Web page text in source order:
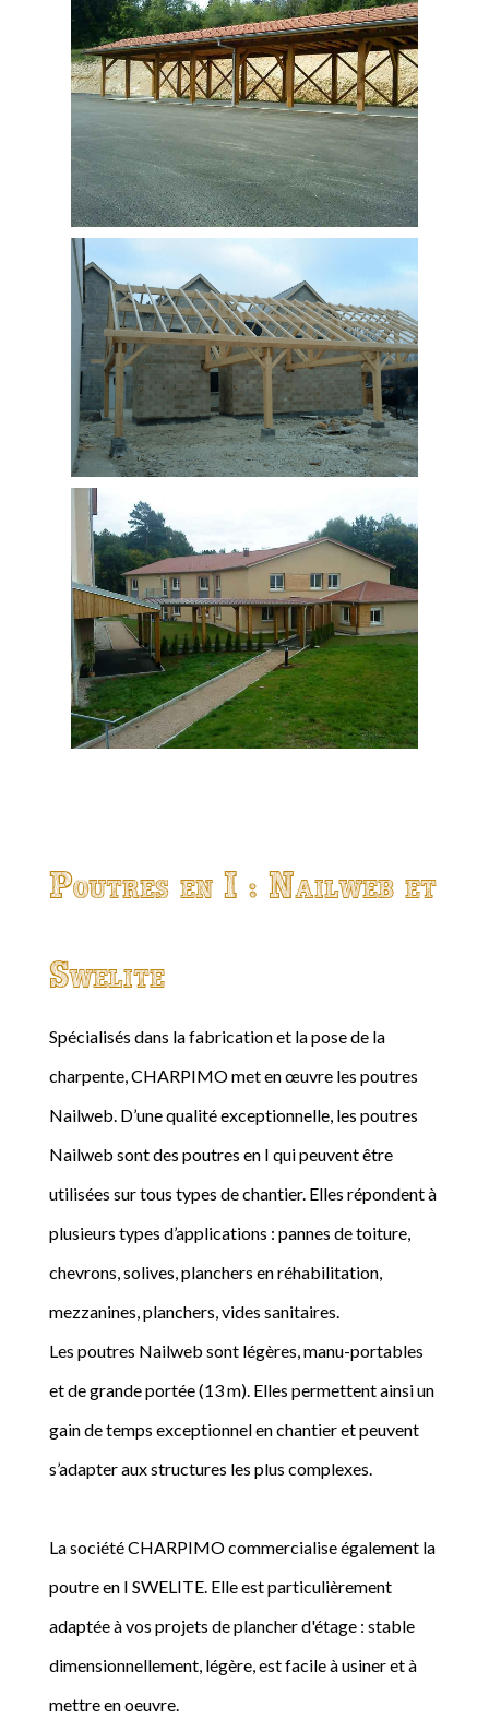
Poutres en I : Nailweb et
Swelite
Spécialisés dans la fabrication et la pose de la
charpente, CHARPIMO met en œuvre les poutres
Nailweb. D’une qualité exceptionnelle, les poutres
Nailweb sont des poutres en I qui peuvent être
utilisées sur tous types de chantier. Elles répondent à
plusieurs types d’applications : pannes de toiture,
chevrons, solives, planchers en réhabilitation,
mezzanines, planchers, vides sanitaires.
Les poutres Nailweb sont légères, manu-portables
et de grande portée (13 m). Elles permettent ainsi un
gain de temps exceptionnel en chantier et peuvent
s’adapter aux structures les plus complexes.
La société CHARPIMO commercialise également la
poutre en I SWELITE. Elle est particulièrement
adaptée à vos projets de plancher d'étage : stable
dimensionnellement, légère, est facile à usiner et à
mettre en oeuvre.